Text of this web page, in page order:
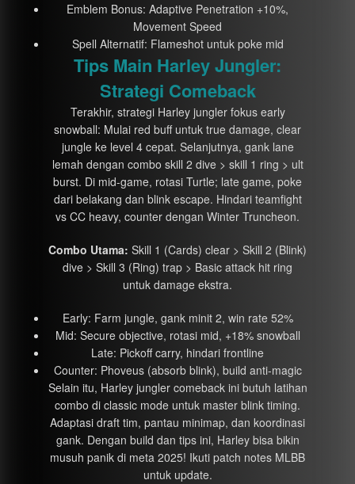
Emblem Bonus: Adaptive Penetration +10%,
Movement Speed
Spell Alternatif: Flameshot untuk poke mid
Tips Main Harley Jungler:
Strategi Comeback
Terakhir, strategi Harley jungler fokus early
snowball: Mulai red buff untuk true damage, clear
jungle ke level 4 cepat. Selanjutnya, gank lane
lemah dengan combo skill 2 dive > skill 1 ring > ult
burst. Di mid-game, rotasi Turtle; late game, poke
dari belakang dan blink escape. Hindari teamfight
vs CC heavy, counter dengan Winter Truncheon.
Combo Utama: Skill 1 (Cards) clear > Skill 2 (Blink)
dive > Skill 3 (Ring) trap > Basic attack hit ring
untuk damage ekstra.
Early: Farm jungle, gank minit 2, win rate 52%
Mid: Secure objective, rotasi mid, +18% snowball
Late: Pickoff carry, hindari frontline
Counter: Phoveus (absorb blink), build anti-magic
Selain itu, Harley jungler comeback ini butuh latihan
combo di classic mode untuk master blink timing.
Adaptasi draft tim, pantau minimap, dan koordinasi
gank. Dengan build dan tips ini, Harley bisa bikin
musuh panik di meta 2025! Ikuti patch notes MLBB
untuk update.